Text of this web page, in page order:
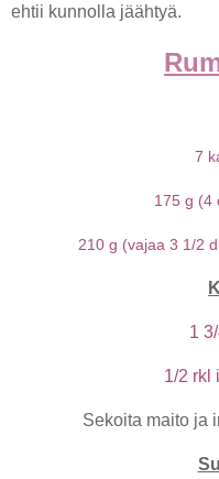
ehtii kunnolla jäähtyä.
7
175 g (4
210 g (vajaa 3 1/2
1
1/2 rkl
Sekoita maito ja